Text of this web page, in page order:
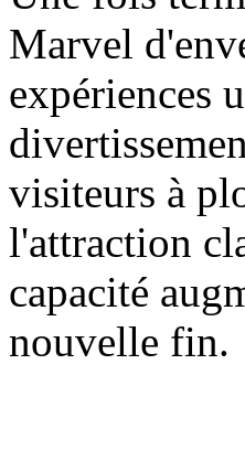
Marvel
expériences
visiteurs à
l'attraction
capacité
nouvelle fin.